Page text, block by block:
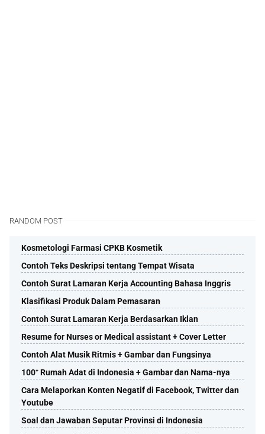
RANDOM POST
Kosmetologi Farmasi CPKB Kosmetik
Contoh Teks Deskripsi tentang Tempat Wisata
Contoh Surat Lamaran Kerja Accounting Bahasa Inggris
Klasifikasi Produk Dalam Pemasaran
Contoh Surat Lamaran Kerja Berdasarkan Iklan
Resume for Nurses or Medical assistant + Cover Letter
Contoh Alat Musik Ritmis + Gambar dan Fungsinya
100⁺ Rumah Adat di Indonesia + Gambar dan Nama-nya
Cara Melaporkan Konten Negatif di Facebook, Twitter dan
Youtube
Soal dan Jawaban Seputar Provinsi di Indonesia